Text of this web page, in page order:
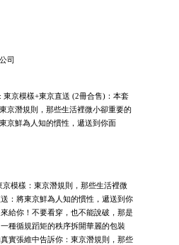
司
東京模樣+東京直送 (2冊合售)：本套
京潛規則，那些生活裡微小卻重要的
京鮮為人知的慣性，遞送到你面
模樣：東京潛規則，那些生活裡微
：將東京鮮為人知的慣性，遞送到你
給你！不要看穿，也不能說破，那是
種循規蹈矩的秩序拆開華麗的包裝
實張維中告訴你：東京潛規則，那些